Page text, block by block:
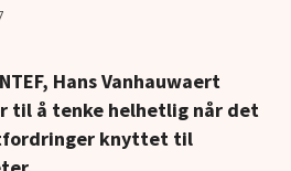
Hans Vanhauwaert
til å tenke helhetlig når det
knyttet til